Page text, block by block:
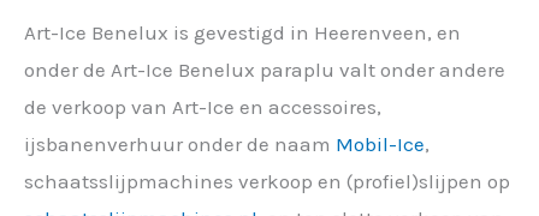
Art-Ice Benelux is gevestigd in Heerenveen, en
onder de Art-Ice Benelux paraplu valt onder andere
de verkoop van Art-Ice en accessoires,
ijsbanenverhuur onder de naam Mobil-Ice,
schaatsslijpmachines verkoop en (profiel)slijpen op